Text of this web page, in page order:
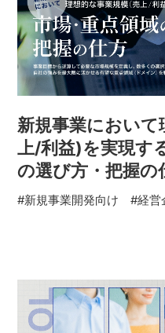
新規事業において
上/利益)を実現す
の選び方・把握の
#新規事業開発向け #経営